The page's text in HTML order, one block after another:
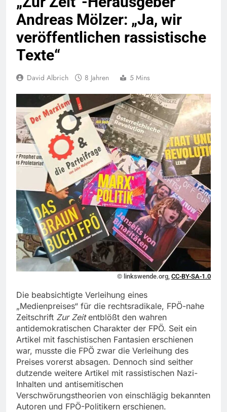
Andreas Mölzer: „Ja, wir
veröffentlichen rassistische
Texte“
David Albrich 8 Jahren 5 Mins
© linkswende.org, CC-BY-SA-1.0
Die beabsichtigte Verleihung eines
„Medienpreises“ für die rechtsradikale, FPÖ-nahe
Zeitschrift Zur Zeitentblößt den wahren
antidemokratischen Charakter der FPÖ. Seit ein
Artikel mit faschistischen Fantasien erschienen
war, musste die FPÖ zwar die Verleihung des
Preises vorerst absagen. Dennoch sind seither
dutzende weitere Artikel mit rassistischen Nazi-
Inhalten und antisemitischen
Verschwörungstheorien von einschlägig bekannten
Autoren und FPÖ-Politikern erschienen.